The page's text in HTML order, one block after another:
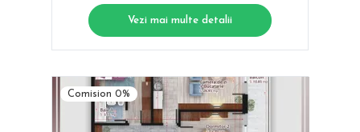
Vezi mai multe detalii
Comision 0%